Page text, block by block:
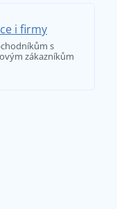
i firmy
s
zákazníkům